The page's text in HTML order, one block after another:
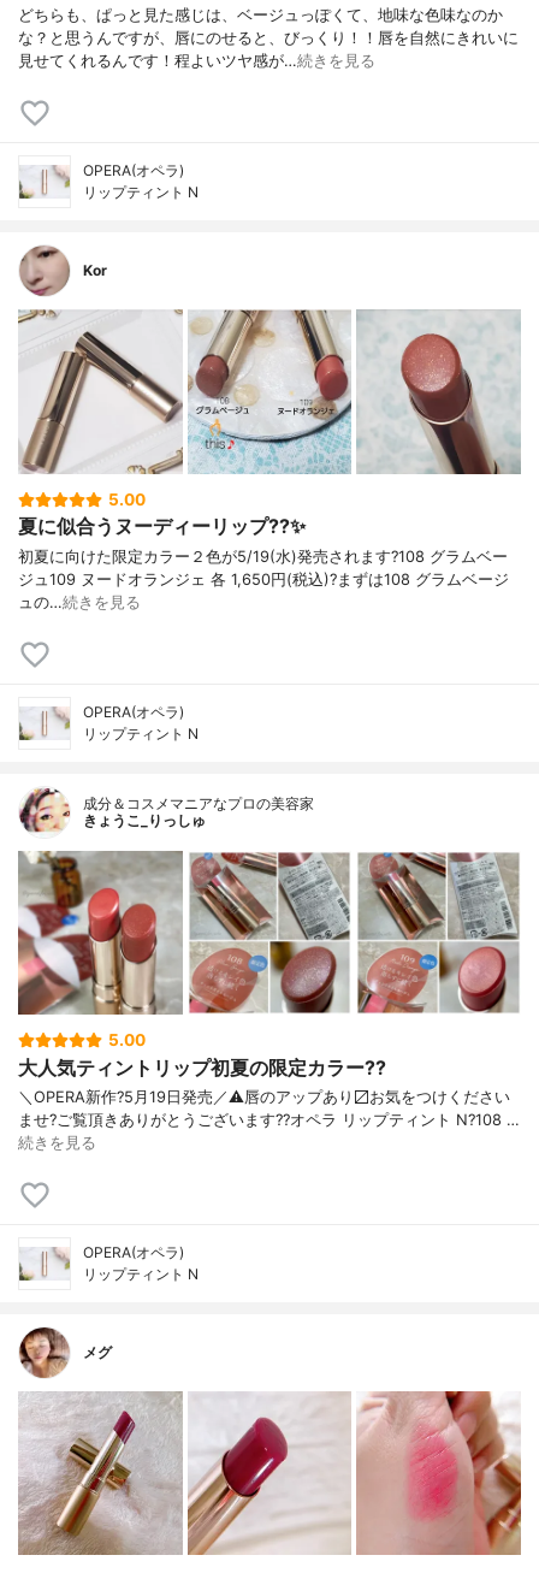
どちらも、ぱっと見た感じは、ベージュっぽくて、地味な色味なのか
な？と思うんですが、唇にのせると、びっくり！！唇を自然にきれいに
見せてくれるんです！程よいツヤ感が…続きを見る
OPERA(オペラ)
リップティント N
Kor
5.00
夏に似合うヌーディーリップ??✨
初夏に向けた限定カラー２色が5/19(水)発売されます?108 グラムベー
ジュ109 ヌードオランジェ 各 1,650円(税込)?まずは108 グラムベージ
ュの…続きを見る
OPERA(オペラ)
リップティント N
成分＆コスメマニアなプロの美容家
きょうこ_りっしゅ
5.00
大人気ティントリップ初夏の限定カラー??
＼OPERA新作?5月19日発売／ ⚠️唇のアップあり〼 お気をつけください
ませ? ご覧頂きありがとうございます? ?オペラ リップティント N ?108 …
続きを見る
OPERA(オペラ)
リップティント N
メグ